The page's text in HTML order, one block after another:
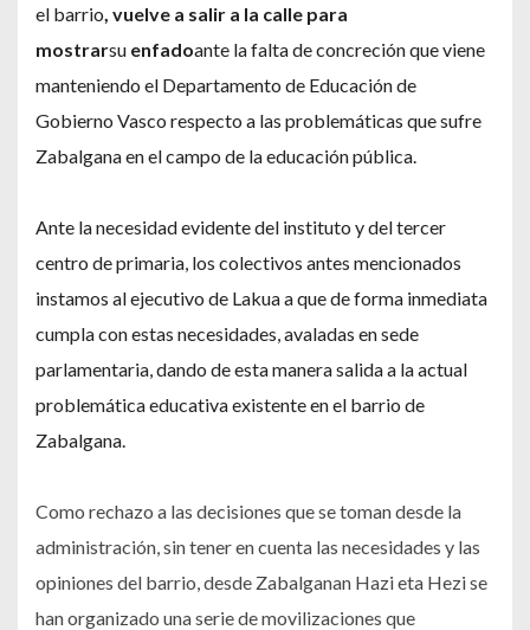
el barrio , vuelve a salir a la calle para
mostrarsu enfadoante la falta de concreción que viene
manteniendo el Departamento de Educación de
Gobierno Vasco respecto a las problemáticas que sufre
Zabalgana en el campo de la educación pública.
Ante la necesidad evidente del instituto y del tercer
centro de primaria, los colectivos antes mencionados
instamos al ejecutivo de Lakua a quede forma inmediata
cumpla con estas necesidades, avaladas en sede
parlamentaria, dando de esta manera salida a la actual
problemática educativa existente en el barrio de
Zabalgana.
Como rechazo a las decisiones que se toman desde la
administración, sin tener en cuenta las necesidades y las
opiniones del barrio, desde Zabalganan Hazi eta Hezi se
han organizado una serie de movilizaciones que